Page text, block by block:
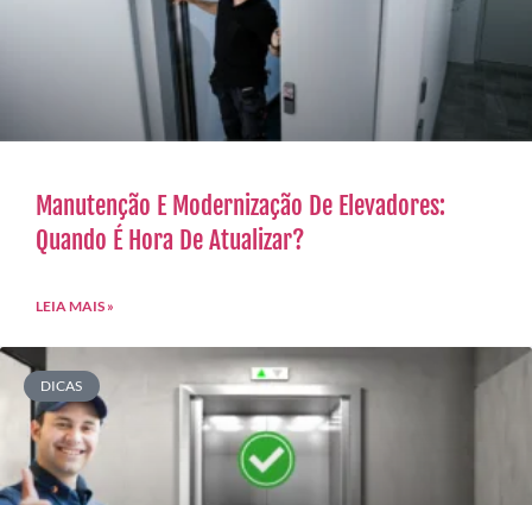
Manutenção E Modernização De Elevadores:
Quando É Hora De Atualizar?
LEIA MAIS »
DICAS